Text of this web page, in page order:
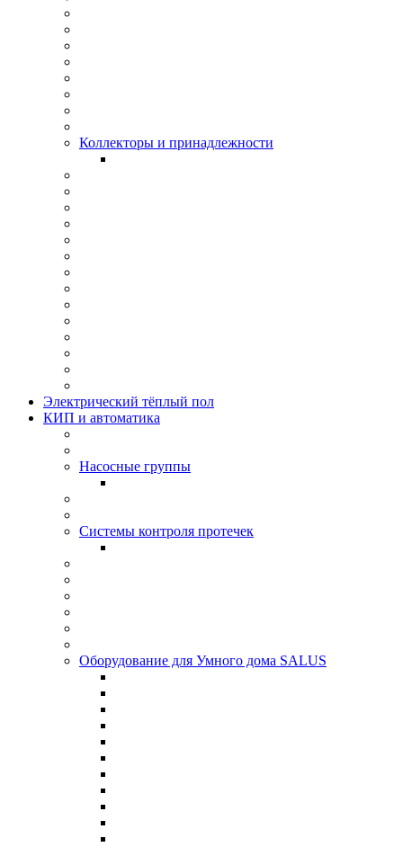
Коллекторы и принадлежности
Электрический тёплый пол
КИП и автоматика
Насосные группы
Системы контроля протeчек
Оборудование для Умного дома SALUS